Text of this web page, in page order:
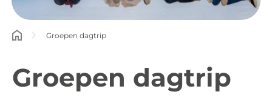
Groepen dagtrip
Groepen dagtrip